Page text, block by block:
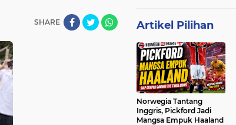
SHARE Artikel Pilihan
Norwegia Tantang
Inggris, Pickford Jadi
Mangsa Empuk Haaland